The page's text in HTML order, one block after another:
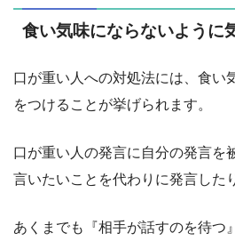
食い気味にならないように
口が重い人への対処法には、食い
をつけることが挙げられます。
口が重い人の発言に自分の発言を
言いたいことを代わりに発言した
あくまでも『相手が話すのを待つ